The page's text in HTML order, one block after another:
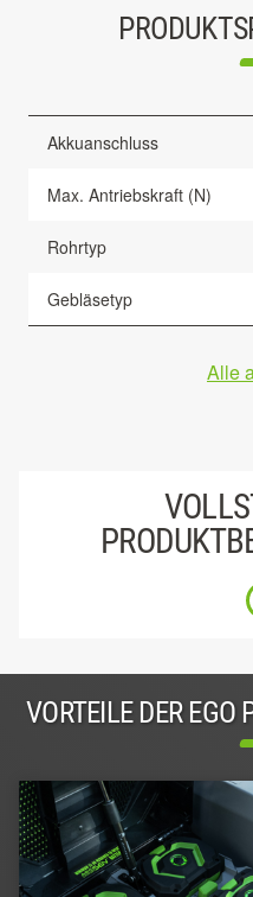
Akkuanschluss
Max. Antriebskraft (N)
Rohrtyp
Gebläsetyp
Alle
VORTEILE DER EGO